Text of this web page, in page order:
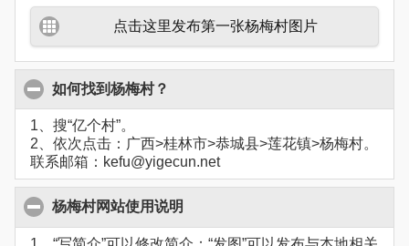
点击这里发布第一张杨梅村图片
如何找到杨梅村？
1、搜“亿个村”。
2、依次点击：广西>桂林市>恭城县>莲花镇>杨梅村。
联系邮箱：kefu@yigecun.net
杨梅村网站使用说明